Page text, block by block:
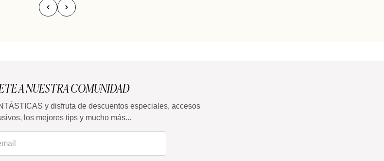
A NUESTRA COMUNIDAD
y disfruta de descuentos especiales, accesos
los mejores tips y mucho más...